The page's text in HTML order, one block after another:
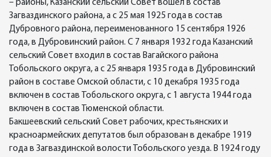
– районы, Казанский сельский Совет вошел в состав
Загваздинского района, а с 25 мая 1925 года в состав
Дубровного района, переименованного 15 сентября 1926
года, в Дубровинский район. С 7 января 1932 года Казанский
сельский Совет входил в состав Вагайского района
Тобольского округа, а с 25 января 1935 года в Дубровинский
район в составе Омской области, с 10 декабря 1935 года
включен в состав Тобольского округа, с 1 августа 1944 года
включен в состав Тюменской области.
Бакшеевский сельский Совет рабочих, крестьянских и
красноармейских депутатов был образован в декабре 1919
года в Загваздинской волости Тобольского уезда. В 1924 году